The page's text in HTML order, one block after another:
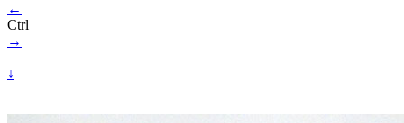
←
Ctrl
→
↓